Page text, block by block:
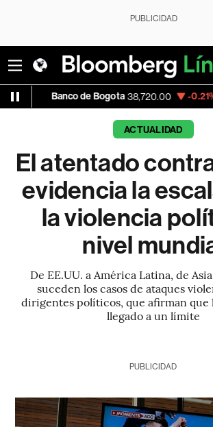
PUBLICIDAD
de Bogota 38,720.00 -0.21% Apple
ACTUALIDAD
El atentado
evidencia la
la violencia
nivel
De EE.UU. a América Latina, de
suceden los casos de ataques
dirigentes políticos, que afirman que
llegado a un límite
PUBLICIDAD